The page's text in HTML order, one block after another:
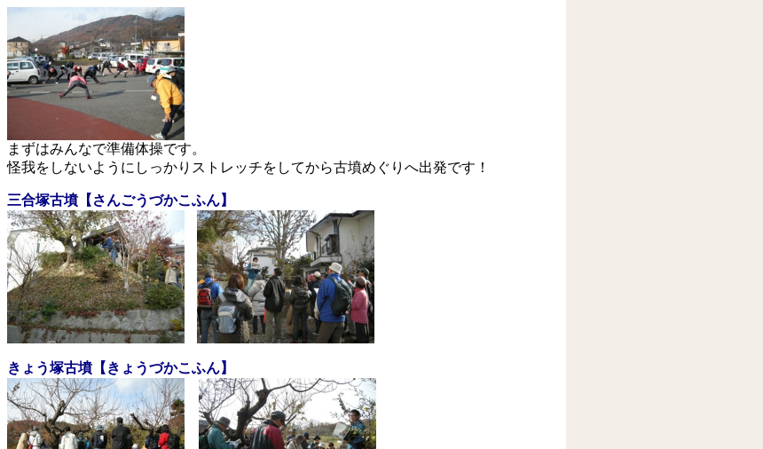
まずはみんなで準備体操です。
怪我をしないようにしっかりストレッチをしてから古墳めぐりへ出発です！
三合塚古墳【さんごうづかこふん】
きょう塚古墳【きょうづかこふん】